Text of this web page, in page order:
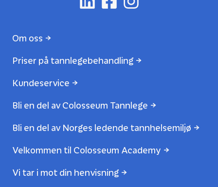
Om oss
Priser på tannlegebehandling
Kundeservice
Bli en del av Colosseum Tannlege
Bli en del av Norges ledende tannhelsemiljø
Velkommen til Colosseum Academy
Vi tar i mot din henvisning